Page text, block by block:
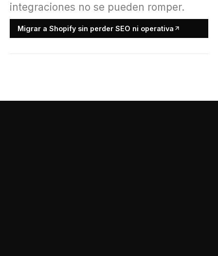
integraciones no se pueden romper.
Migrar a Shopify sin perder SEO ni operativa